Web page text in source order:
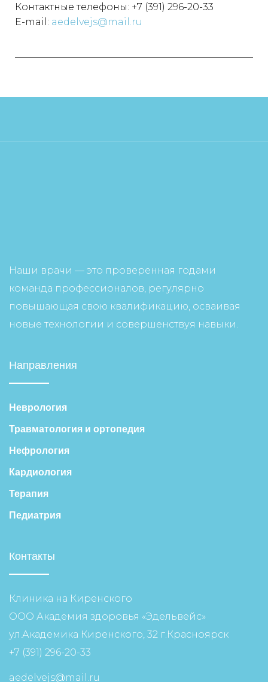
Контактные телефоны: +7 (391) 296-20-33
E-mail: aedelvejs@mail.ru
Наши врачи — это проверенная годами
команда профессионалов, регулярно
повышающая свою квалификацию, осваивая
новые технологии и совершенствуя навыки.
Направления
Неврология
Травматология и ортопедия
Нефрология
Кардиология
Терапия
Педиатрия
Контакты
Клиника на Киренского
ООО Академия здоровья «Эдельвейс»
ул.Академика Киренского, 32 г.Красноярск
+7 (391) 296-20-33
aedelvejs@mail.ru